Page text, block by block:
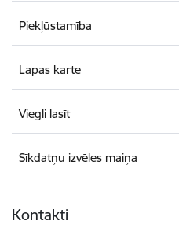
Piekļūstamība
Lapas karte
Viegli lasīt
Sīkdatņu izvēles maiņa
Kontakti